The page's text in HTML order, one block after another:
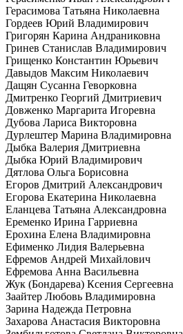
Герасимова Татьяна Николаевна
Гордеев Юрий Владимирович
Григорян Карина Андраниковна
Гринев Станислав Владимирович
Грищенко Константин Юрьевич
Давыдов Максим Николаевич
Дащян Сусанна Геворковна
Дмитренко Георгий Дмитриевич
Довженко Маргарита Игоревна
Дубова Лариса Викторовна
Дурлештер Марина Владимировна
Дыбка Валерия Дмитриевна
Дыбка Юрий Владимирович
Дятлова Ольга Борисовна
Егоров Дмитрий Александрович
Егорова Екатерина Николаевна
Еланцева Татьяна Александровна
Еременко Ирина Гарриевна
Ерохина Елена Владимировна
Ефименко Лидия Валерьевна
Ефремов Андрей Михайлович
Ефремова Анна Васильевна
Жук (Бондарева) Ксения Сергеевна
Заайтер Любовь Владимировна
Зарина Надежда Петровна
Захарова Анастасия Викторовна